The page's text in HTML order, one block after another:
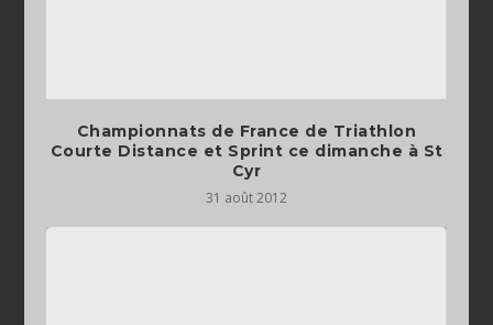
Championnats de France de Triathlon
Courte Distance et Sprint ce dimanche à St
Cyr
31 août 2012